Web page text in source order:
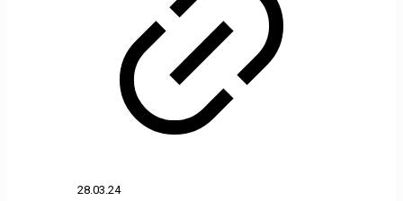
28.03.24